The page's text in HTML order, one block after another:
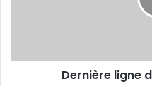
Dernière ligne